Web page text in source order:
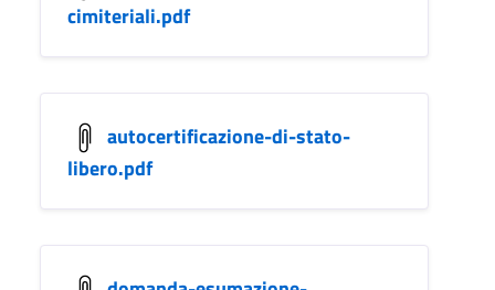
cimiteriali.pdf
autocertificazione-di-stato-
libero.pdf